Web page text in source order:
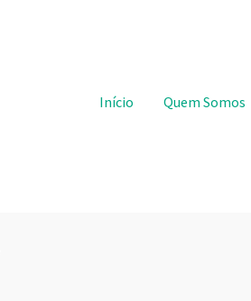
Pular para o conteúdo
Início Quem Somos